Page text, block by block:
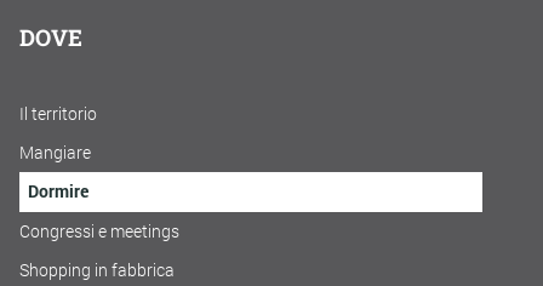
DOVE
Il territorio
Mangiare
Dormire
Congressi e meetings
Shopping in fabbrica